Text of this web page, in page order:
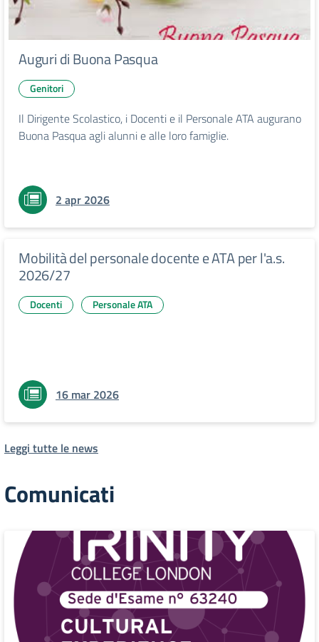
Auguri di Buona Pasqua
Genitori
Il Dirigente Scolastico, i Docenti e il Personale ATA augurano
Buona Pasqua agli alunni e alle loro famiglie.
2 apr 2026
Mobilità del personale docente e ATA per l'a.s.
2026/27
Docenti Personale ATA
16 mar 2026
Leggi tutte le news
Comunicati